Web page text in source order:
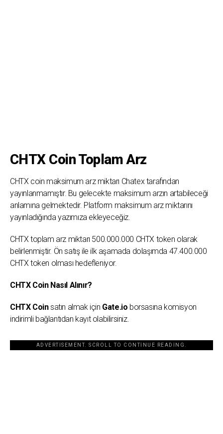
CHTX Coin Toplam Arz
CHTX coin maksimum arz miktarı Chatex tarafından
yayınlanmamıştır. Bu gelecekte maksimum arzın artabileceği
anlamına gelmektedir. Platform maksimum arz miktarını
yayınladığında yazımıza ekleyeceğiz.
CHTX toplam arz miktarı 500.000.000 CHTX token olarak
belirlenmiştir. Ön satış ile ilk aşamada dolaşımda 47.400.000
CHTX token olması hedefleniyor.
CHTX Coin Nasıl Alınır?
CHTX Coinsatın almak için Gate.io borsasına komisyon
indirimli bağlantıdan kayıt olabilirsiniz.
ADVERTISEMENT. SCROLL TO CONTINUE READING.